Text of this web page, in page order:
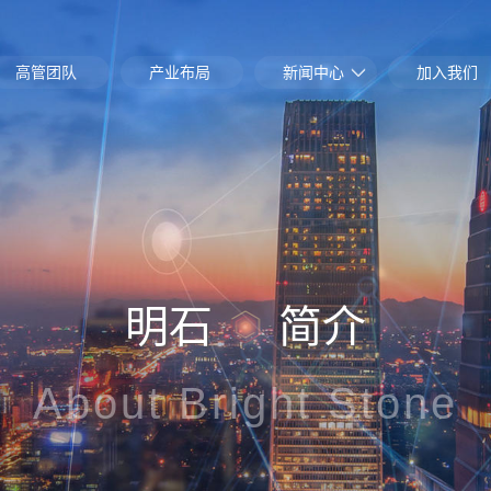
高管团队 产业布局 新闻中心 加入我们
明石
简介
About Bright Stone